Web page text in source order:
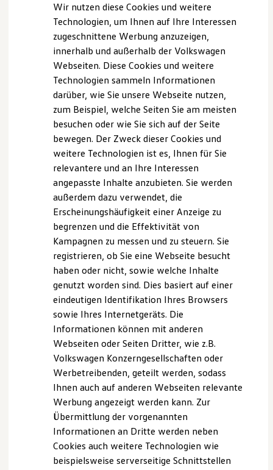
Laden unterwegs
Laden Zuhause
Ladestationen finden
Ladezeitensimulator
Batterie
Sicherheit
Nachhaltigkeit
Technologie
Kosten und Kauf
Verbrauchskosten
Kaufoptionen
E-Auto-Förderung
Software und Konnektivität
Die ID. Software 6
ID. Software Versionen und Updates
Digitale Extras
Schnittstellen zu Ihrem ID.
Marke und Erlebnis
Volkswagen R und R Experience
R-Modelle
R Experience
Driving Experience
Volkswagen entdecken
Werkbesichtigung
Lifestyle Shop
T-Roc Kollektion
Golf Kollektion
Volkswagen Kollektion
R-Kollektion
GTI Kollektion
Fußball Drop
we drive football
#wedriveproud
Besitzer und Service
myVolkswagen
Software Updates
Service und Ersatzteile
Inspektion und HU/AU
Zertifiziert nach Schutzklasse IP44D. Kann das
Eindringen von Fremdkörpern und Wasser
weitestgehend verhindern.
Intelligent:
Automatische Abschaltung bei Überhitzung, um
Schäden zu vermeiden.
Vorausschauend:
Kann Tiefenentladung der Hochvoltbatterie
verhindern dank intelligentem Zusammenspiel
mit Fahrzeug-Software.
Transparent:
LED-Anzeige informiert über den aktuellen
Betriebsstatus.
Markenqualität:
Entwickelt vom VolkswagenKonzern und
hergestellt in Deutschland von der Volkswagen
ZubehörGmbH.
Drei verschiedene
Adaptertypen
Wir nutzen diese Cookies und weitere
Technologien, um Ihnen auf Ihre Interessen
zugeschnittene Werbung anzuzeigen,
innerhalb und außerhalb der Volkswagen
Webseiten. Diese Cookies und weitere
Technologien sammeln Informationen
darüber, wie Sie unsere Webseite nutzen,
zum Beispiel, welche Seiten Sie am meisten
besuchen oder wie Sie sich auf der Seite
bewegen. Der Zweck dieser Cookies und
weitere Technologien ist es, Ihnen für Sie
relevantere und an Ihre Interessen
angepasste Inhalte anzubieten. Sie werden
außerdem dazu verwendet, die
Erscheinungshäufigkeit einer Anzeige zu
begrenzen und die Effektivität von
Kampagnen zu messen und zu steuern. Sie
registrieren, ob Sie eine Webseite besucht
haben oder nicht, sowie welche Inhalte
genutzt worden sind. Dies basiert auf einer
eindeutigen Identifikation Ihres Browsers
sowie Ihres Internetgeräts. Die
Informationen können mit anderen
Webseiten oder Seiten Dritter, wie z.B.
Volkswagen Konzerngesellschaften oder
Werbetreibenden, geteilt werden, sodass
Ihnen auch auf anderen Webseiten relevante
Werbung angezeigt werden kann. Zur
Übermittlung der vorgenannten
Informationen an Dritte werden neben
Cookies auch weitere Technologien wie
beispielsweise serverseitige Schnittstellen